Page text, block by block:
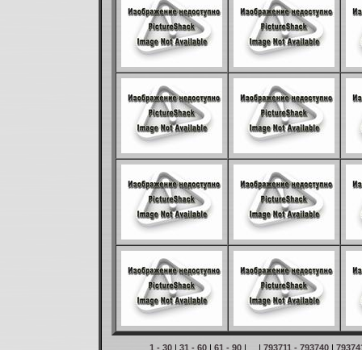
1 - 30 | 31 - 60 | 61 - 90 | ... | 793711 - 793740 |